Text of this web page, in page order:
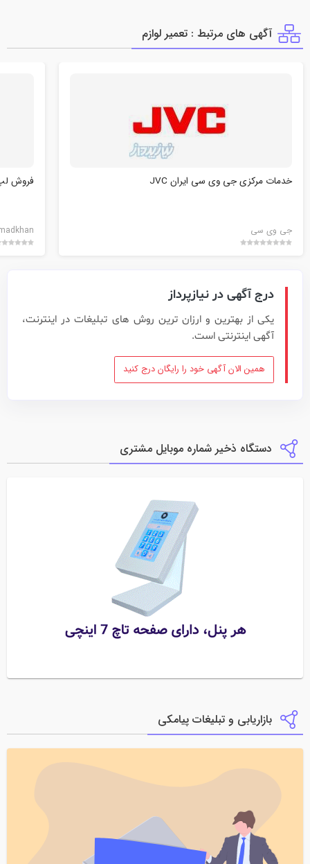
آگهی های مرتبط : تعمير لوازم
خدمات مرکزی جی وی سی ایران JVC
جی وی سی
فروش
درج آگهی در نیازپرداز
یکی از بهترین و ارزان ترین روش های تبلیغات در اینترنت،
آگهی اینترنتی است.
همین الان آگهی خود را رایگان درج کنید
دستگاه ذخیر شماره موبایل مشتری
بازاریابی و تبلیغات پیامکی